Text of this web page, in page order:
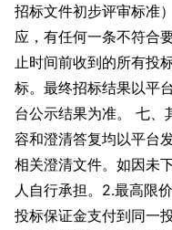
招标文件初步评审标准
应，有任何一条不符合
止时间前收到的所有投
标。最终招标结果以平
台公示结果为准。 七、
容和澄清答复均以平台
相关澄清文件。如因未
人自行承担。2.最高限
投标保证金支付到同一